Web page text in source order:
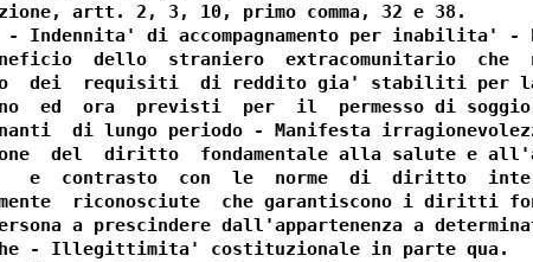
artt. 2, 3, 10, primo comma, 32 e 38.
- Indennita' di accompagnamento per inabilita' -
dello  straniero  extracomunitario  che
dei  requisiti  di reddito gia' stabiliti per
ed  ora  previsti  per  il  permesso di
di lungo periodo - Manifesta
del  diritto  fondamentale alla salute e
e  contrasto  con  le  norme  di  diritto
riconosciute  che garantiscono i diritti
a prescindere dall'appartenenza a
- Illegittimita' costituzionale in parte qua.